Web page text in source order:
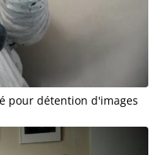
pour détention d'images